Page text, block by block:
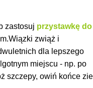
zastosuj przystawkę do
zwiąż i
dla lepszego
miejscu - np. po
szczepy, owiń końce